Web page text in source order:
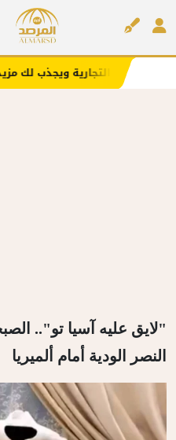
ويجذب لك مزيدًا من العملاء
"لايق عليه آسيا تو"..
النصر الودية أمام ألميريا